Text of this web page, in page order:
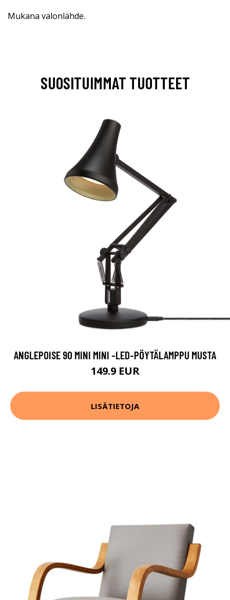
Mukana valonlähde.
SUOSITUIMMAT TUOTTEET
ANGLEPOISE 90 MINI MINI -LED-PÖYTÄLAMPPU MUSTA
149.9 EUR
LISÄTIETOJA